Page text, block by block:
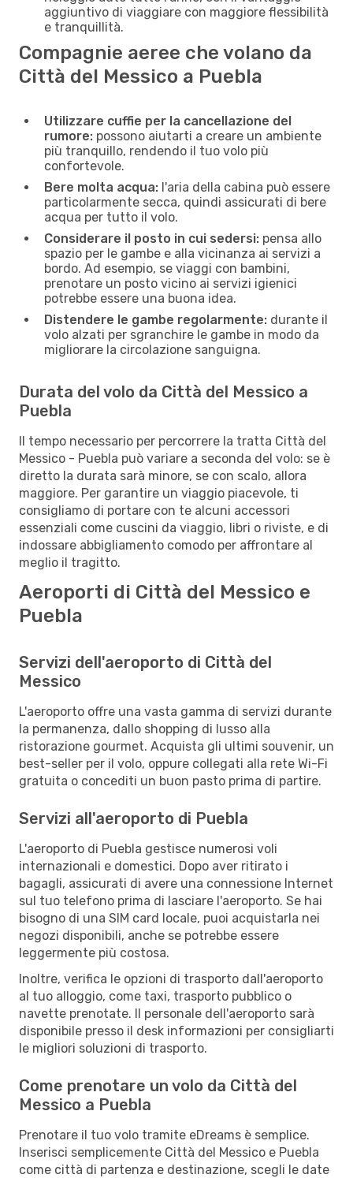
aggiuntivo di viaggiare con maggiore flessibilità
e tranquillità.
Compagnie aeree che volano da
Città del Messico a Puebla
Utilizzare cuffie per la cancellazione del
rumore: possono aiutarti a creare un ambiente
più tranquillo, rendendo il tuo volo più
confortevole.
Bere molta acqua: l'aria della cabina può essere
particolarmente secca, quindi assicurati di bere
acqua per tutto il volo.
Considerare il posto in cui sedersi: pensa allo
spazio per le gambe e alla vicinanza ai servizi a
bordo. Ad esempio, se viaggi con bambini,
prenotare un posto vicino ai servizi igienici
potrebbe essere una buona idea.
Distendere le gambe regolarmente: durante il
volo alzati per sgranchire le gambe in modo da
migliorare la circolazione sanguigna.
Durata del volo da Città del Messico a
Puebla
Il tempo necessario per percorrere la tratta Città del
Messico - Puebla può variare a seconda del volo: se è
diretto la durata sarà minore, se con scalo, allora
maggiore. Per garantire un viaggio piacevole, ti
consigliamo di portare con te alcuni accessori
essenziali come cuscini da viaggio, libri o riviste, e di
indossare abbigliamento comodo per affrontare al
meglio il tragitto.
Aeroporti di Città del Messico e
Puebla
Servizi dell'aeroporto di Città del
Messico
L'aeroporto offre una vasta gamma di servizi durante
la permanenza, dallo shopping di lusso alla
ristorazione gourmet. Acquista gli ultimi souvenir, un
best-seller per il volo, oppure collegati alla rete Wi-Fi
gratuita o concediti un buon pasto prima di partire.
Servizi all'aeroporto di Puebla
L'aeroporto di Puebla gestisce numerosi voli
internazionali e domestici. Dopo aver ritirato i
bagagli, assicurati di avere una connessione Internet
sul tuo telefono prima di lasciare l'aeroporto. Se hai
bisogno di una SIM card locale, puoi acquistarla nei
negozi disponibili, anche se potrebbe essere
leggermente più costosa.
Inoltre, verifica le opzioni di trasporto dall'aeroporto
al tuo alloggio, come taxi, trasporto pubblico o
navette prenotate. Il personale dell'aeroporto sarà
disponibile presso il desk informazioni per consigliarti
le migliori soluzioni di trasporto.
Come prenotare un volo da Città del
Messico a Puebla
Prenotare il tuo volo tramite eDreams è semplice.
Inserisci semplicemente Città del Messico e Puebla
come città di partenza e destinazione, scegli le date